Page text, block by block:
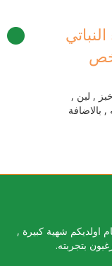
, لبن ,
اولديكم شهية كبيرة ,
بتجربته.